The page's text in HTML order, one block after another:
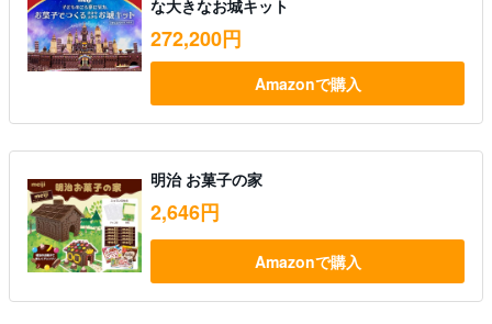
な大きなお城キット
272,200円
Amazonで購入
明治 お菓子の家
2,646円
Amazonで購入